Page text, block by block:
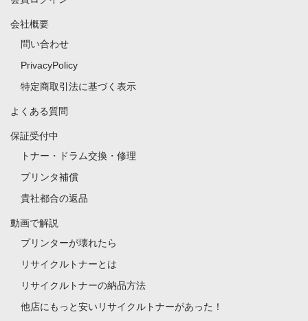
会社概要
問い合わせ
PrivacyPolicy
特定商取引法に基づく表示
よくある質問
保証受付中
トナー・ドラム交換・修理
プリンタ補償
貴社都合の返品
動画で解説
プリンターが壊れたら
リサイクルトナーとは
リサイクルトナーの納品方法
他店にもっと安いリサイクルトナーがあった！